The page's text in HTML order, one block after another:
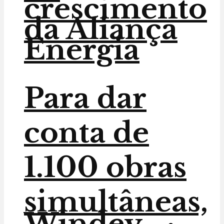
crescimento
da Aliança
Energia
Para dar
conta de
1.100 obras
simultâneas,